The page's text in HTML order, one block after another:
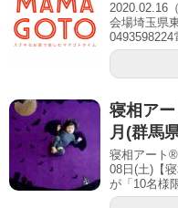
2020.02.16
会場埼玉県
0493598224
寝相ア
月(群馬
寝相アート
08日(土)【
が「10名様